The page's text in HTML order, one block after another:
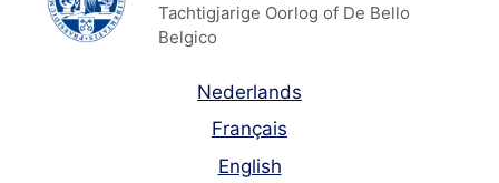
Tachtigjarige Oorlog of De Bello
Belgico
Nederlands
Français
English